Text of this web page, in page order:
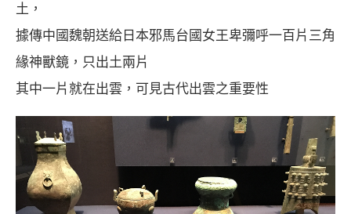
土，
據傳中國魏朝送給日本邪馬台國女王卑彌呼一百片三角
緣神獸鏡，只出土兩片
其中一片就在出雲，可見古代出雲之重要性